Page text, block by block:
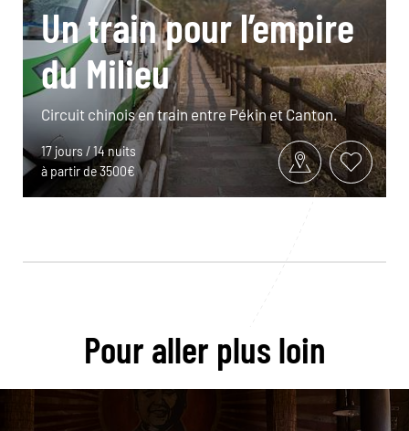
Un train pour l’empire
du Milieu
Circuit chinois en train entre Pékin et Canton.
17 jours / 14 nuits
à partir de 3500€
Pour aller plus loin